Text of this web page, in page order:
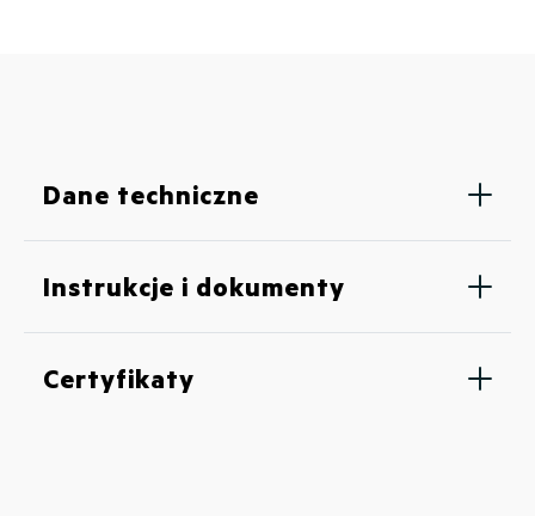
Dane techniczne
Instrukcje i dokumenty
Certyfikaty